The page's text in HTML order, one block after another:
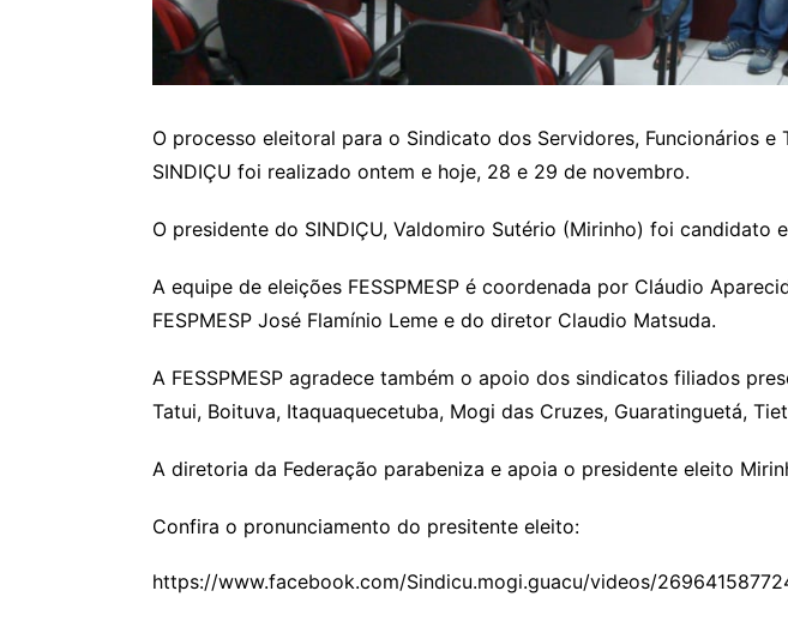
O processo eleitoral para o Sindicato dos Servidores, Funcionários
SINDIÇU foi realizado ontem e hoje, 28 e 29 de novembro.
O presidente do SINDIÇU, Valdomiro Sutério (Mirinho) foi candidato
A equipe de eleições FESSPMESP é coordenada por Cláudio
FESPMESP José Flamínio Leme e do diretor Claudio Matsuda.
A FESSPMESP agradece também o apoio dos sindicatos filiados
Tatui, Boituva, Itaquaquecetuba, Mogi das Cruzes, Guaratinguetá,
A diretoria da Federação parabeniza e apoia o presidente eleito
Confira o pronunciamento do presitente eleito:
https://www.facebook.com/Sindicu.mogi.guacu/videos/